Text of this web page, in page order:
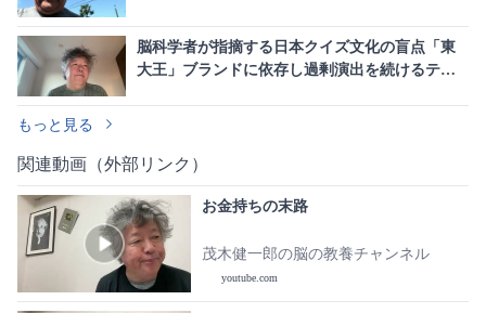
脳科学者が指摘する日本クイズ文化の盲点「東
大王」ブランドに依存し過剰演出を続けるテレ
もっと見る
関連動画（外部リンク）
お金持ちの末路
茂木健一郎の脳の教養チャンネル
youtube.com